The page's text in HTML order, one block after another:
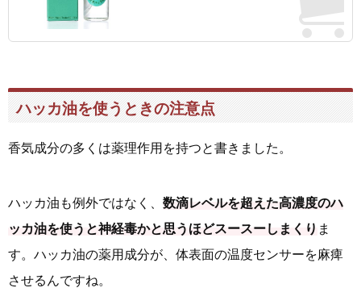
ハッカ油を使うときの注意点
香気成分の多くは薬理作用を持つと書きました。
ハッカ油も例外ではなく、 数滴レベルを超えた高濃度のハ
ッカ油を使うと神経毒かと思うほどスースーしまくり ま
す。ハッカ油の薬用成分が、体表面の温度センサーを麻痺
させるんですね。